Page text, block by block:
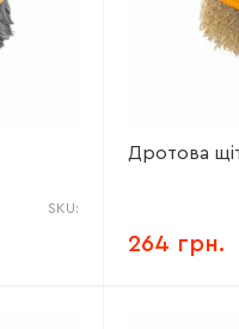
SKU:
Дротова
264 грн.